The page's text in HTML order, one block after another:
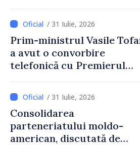
Moldova
/ 31 Iulie, 2026
Prim-ministrul Vasile
a avut o convorbire
telefonică cu Premierul
/ 31 Iulie, 2026
Consolidarea
parteneriatului moldo-
american, discutată de